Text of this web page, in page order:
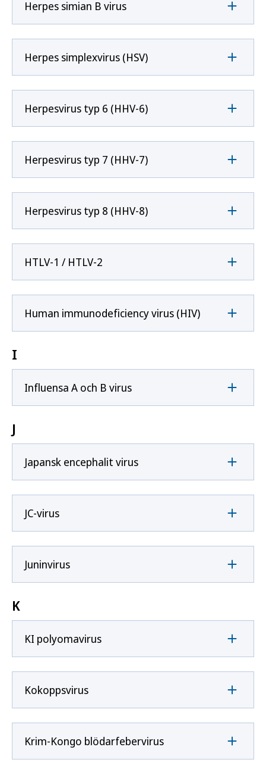
Herpes simian B virus
Herpes simplexvirus (HSV)
Herpesvirus typ 6 (HHV-6)
Herpesvirus typ 7 (HHV-7)
Herpesvirus typ 8 (HHV-8)
HTLV-1 / HTLV-2
Human immunodeficiency virus (HIV)
I
Influensa A och B virus
J
Japansk encephalit virus
JC-virus
Juninvirus
K
KI polyomavirus
Kokoppsvirus
Krim-Kongo blödarfebervirus